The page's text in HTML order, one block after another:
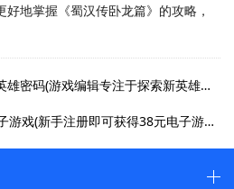
地掌握《蜀汉传卧龙篇》的攻略，
上一篇：探索守卫剑阁全新英雄密码(游戏编辑专注于探索新英雄密码)
下一篇：新人注册送38元电子游戏(新手注册即可获得38元电子游戏优惠)